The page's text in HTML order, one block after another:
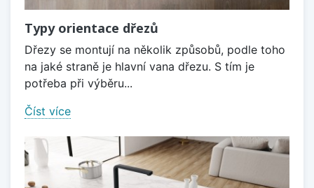
Typy orientace dřezů
Dřezy se montují na několik způsobů, podle toho
na jaké straně je hlavní vana dřezu. S tím je
potřeba při výběru...
Číst více